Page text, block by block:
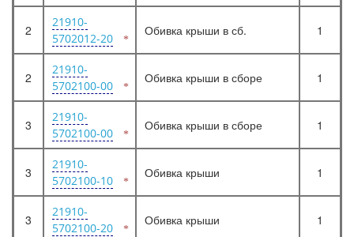
2
21910-
5702012-20
Обивка крыши в сб. 1
2
21910-
5702100-00
Обивка крыши в сборе 1
3
21910-
5702100-00
Обивка крыши в сборе 1
3
21910-
5702100-10
Обивка крыши 1
3
21910-
5702100-20
Обивка крыши 1